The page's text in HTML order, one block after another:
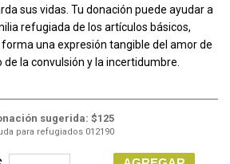
sus vidas. Tu donación puede ayudar a
refugiada de los artículos básicos,
una expresión tangible del amor de
de la convulsión y la incertidumbre.
sugerida: $125
para refugiados 012190